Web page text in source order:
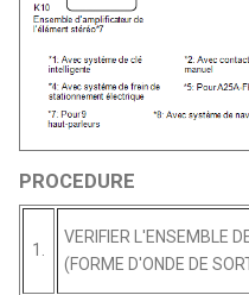
PROCEDURE
1.
VERIFIER L'ENSEMBLE
(FORME D'ONDE DE